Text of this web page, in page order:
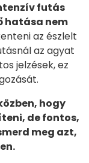
futás
hatása nem
az észlelt
az agyat
jelzések, ez
hogy
de fontos,
meg azt,